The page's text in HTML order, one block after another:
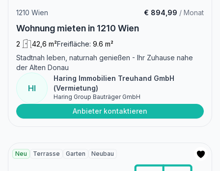
1210 Wien € 894,99 / Monat
Wohnung mieten in 1210 Wien
2 42,6 m²Freifläche: 9.6 m²
Stadtnah leben, naturnah genießen - Ihr Zuhause nahe
der Alten Donau
HI
Haring Immobilien Treuhand GmbH
(Vermietung)
Haring Group Bauträger GmbH
Anbieter kontaktieren
Neu Terrasse Garten Neubau